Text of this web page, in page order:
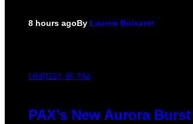
8 hours agoBy Lauren Boisvert
COURTESY OF PAX
PAX’s New Aurora